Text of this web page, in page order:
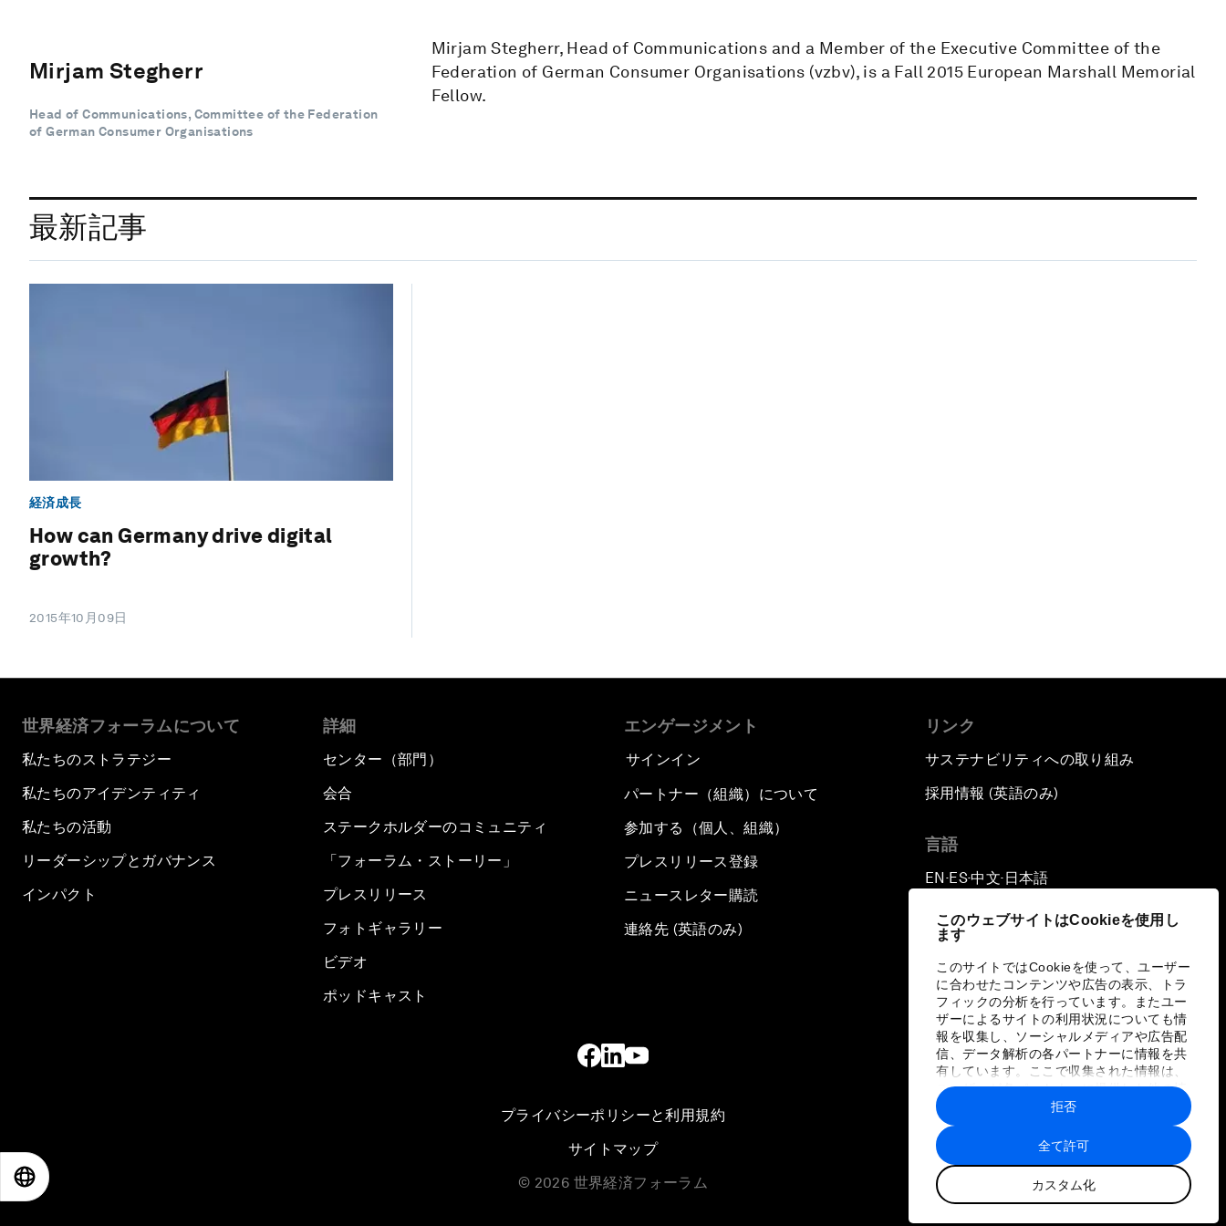
このウェブサイトはCookieを使用し
ます
このサイトではCookieを使って、ユーザー
に合わせたコンテンツや広告の表示、トラ
フィックの分析を行っています。またユー
ザーによるサイトの利用状況についても情
報を収集し、ソーシャルメディアや広告配
信、データ解析の各パートナーに情報を共
有しています。ここで収集された情報は、
ユーザーが各パートナーに提供した他の情
報や各パートナーのサービスを使用した際
に収集された情報と組み合わされ、各パー
トナーによって使用されることがありま
す。
全て許可
カスタム化
拒否
Mirjam Stegherr
Head of Communications, Committee of the Federation
of German Consumer Organisations
Mirjam Stegherr, Head of Communications and a Member of the Executive Committee of the
Federation of German Consumer Organisations (vzbv), is a Fall 2015 European Marshall Memorial
Fellow.
最新記事
経済成長
How can Germany drive digital
growth?
2015年10月09日
世界経済フォーラムについて
私たちのストラテジー
私たちのアイデンティティ
私たちの活動
リーダーシップとガバナンス
インパクト
詳細
センター（部門）
会合
ステークホルダーのコミュニティ
「フォーラム・ストーリー」
プレスリリース
フォトギャラリー
ビデオ
ポッドキャスト
エンゲージメント
サインイン
パートナー（組織）について
参加する（個人、組織）
プレスリリース登録
ニュースレター購読
連絡先 (英語のみ)
リンク
サステナビリティへの取り組み
採用情報 (英語のみ)
言語
EN ▪ ES▪中文▪ 日本語
プライバシーポリシーと利用規約
サイトマップ
© 2026 世界経済フォーラム